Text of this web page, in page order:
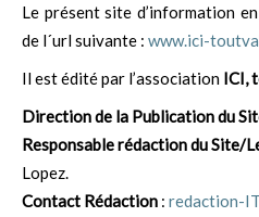
Le présent site d’information
de l´url suivante : www.ici-
Il est édité par l’association ICI,
Direction de la Publication du
Responsable rédaction du Site/
Lopez.
Contact Rédaction : redaction-